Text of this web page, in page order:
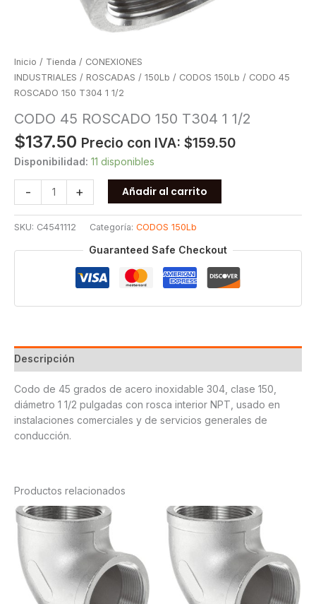
Inicio / Tienda / CONEXIONES
INDUSTRIALES / ROSCADAS / 150Lb / CODOS 150Lb / CODO 45
ROSCADO 150 T304 1 1/2
CODO 45 ROSCADO 150 T304 1 1/2
$137.50 Precio con IVA: $159.50
Disponibilidad: 11 disponibles
-
45
ROSCADO
150
T304
+ Añadir al carrito
SKU: C4541112 Categoría: CODOS 150Lb
Guaranteed Safe Checkout
Descripción
Codo de 45 grados de acero inoxidable 304, clase 150,
diámetro 1 1/2 pulgadas con rosca interior NPT, usado en
instalaciones comerciales y de servicios generales de
conducción.
Productos relacionados